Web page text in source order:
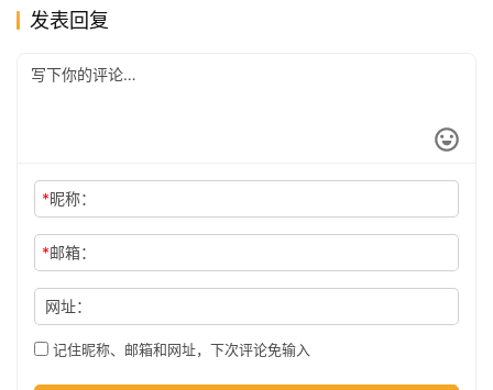
公
司
科
发表回复
*昵称：
*邮箱：
网址：
记住昵称、邮箱和网址，下次评论免输入